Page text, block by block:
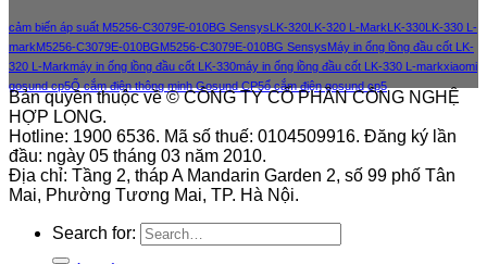
cảm biến áp suất M5256-C3079E-010BG Sensys LK-320 LK-320 L-Mark LK-330 LK-330 L-
markM5256-C3079E-010BGM5256-C3079E-010BG SensysMáy in ống lồng đầu cốt LK-
320 L-Markmáy in ống lồng đầu cốt LK-330máy in ống lồng đầu cốt LK-330 L-markxiaomi
gosund cp5Ổ cắm điện thông minh Gosund CP5ổ cắm điện gosund cp5
Bản quyền thuộc về © CÔNG TY CỔ PHẦN CÔNG NGHỆ
HỢP LONG.
Hotline: 1900 6536. Mã số thuế: 0104509916. Đăng ký lần
đầu: ngày 05 tháng 03 năm 2010.
Địa chỉ: Tầng 2, tháp A Mandarin Garden 2, số 99 phố Tân
Mai, Phường Tương Mai, TP. Hà Nội.
Search for: